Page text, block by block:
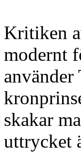
Kritiken
modernt
skakar
uttrycket